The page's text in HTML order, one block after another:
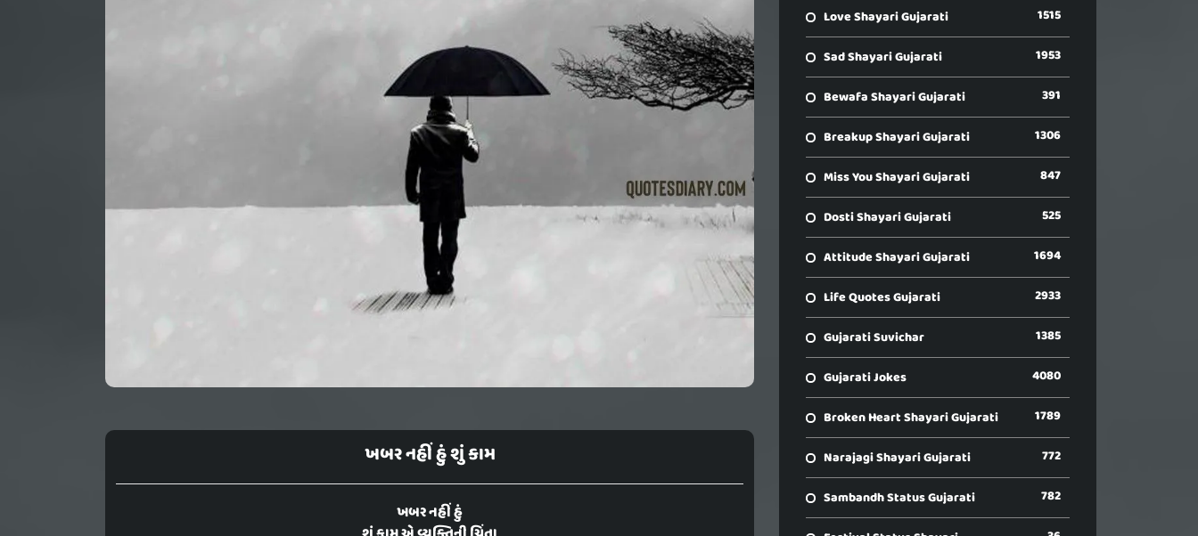
ખબર નહીં હું શું કામ
ખબર નહીં હું
Love Shayari Gujarati 1515
Sad Shayari Gujarati 1953
Bewafa Shayari Gujarati 391
Breakup Shayari Gujarati 1306
Miss You Shayari Gujarati 847
Dosti Shayari Gujarati 525
Attitude Shayari Gujarati 1694
Life Quotes Gujarati 2933
Gujarati Suvichar 1385
Gujarati Jokes 4080
Broken Heart Shayari Gujarati 1789
Narajagi Shayari Gujarati 772
Sambandh Status Gujarati 782